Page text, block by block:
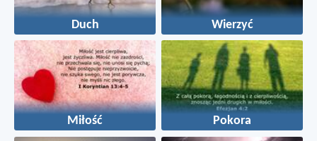
Duch Wierzyć
Miłość Pokora